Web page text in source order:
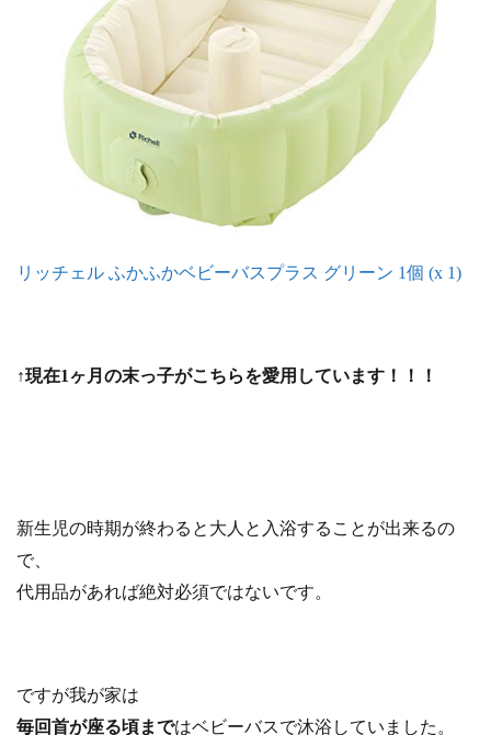
リッチェル ふかふかベビーバスプラス グリーン 1個 (x 1)
↑現在1ヶ月の末っ子がこちらを愛用しています！！！
新生児の時期が終わると大人と入浴することが出来るの
で、
代用品があれば絶対必須ではないです。
ですが我が家は
毎回首が座る頃まではベビーバスで沐浴していました。